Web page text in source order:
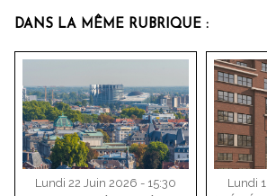
DANS LA MÊME RUBRIQUE :
Lundi 22 Juin 2026 - 15:30
Lundi